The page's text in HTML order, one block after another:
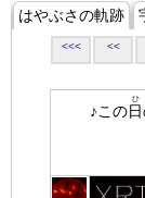
はやぶさの軌跡
<<< <<
♪この日
ひ